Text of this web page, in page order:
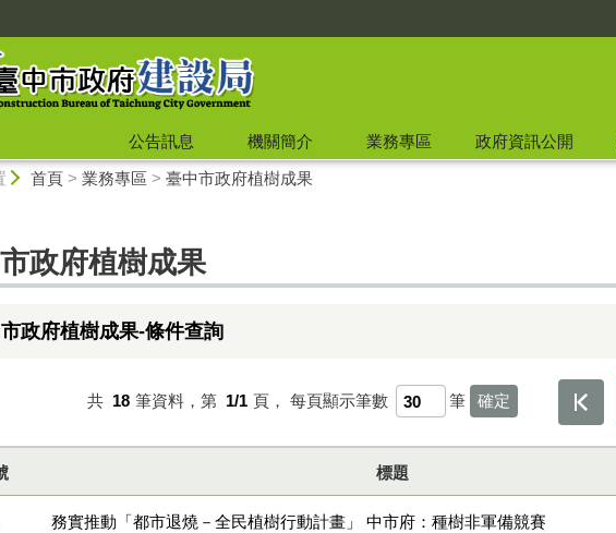
公告訊息 機關簡介 業務專區 政府資訊公開
首頁> 業務專區 > 臺中市政府植樹成果
政府植樹成果
政府植樹成果-條件查詢
共 18 筆資料，第 1/1 頁， 每頁顯示筆數 筆
標題
務實推動「都市退燒－全民植樹行動計畫」 中市府：種樹非軍備競賽